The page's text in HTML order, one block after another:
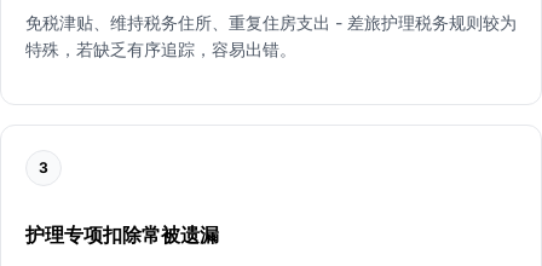
免税津贴、维持税务住所、重复住房支出 - 差旅护理税务规则较为
特殊，若缺乏有序追踪，容易出错。
3
护理专项扣除常被遗漏